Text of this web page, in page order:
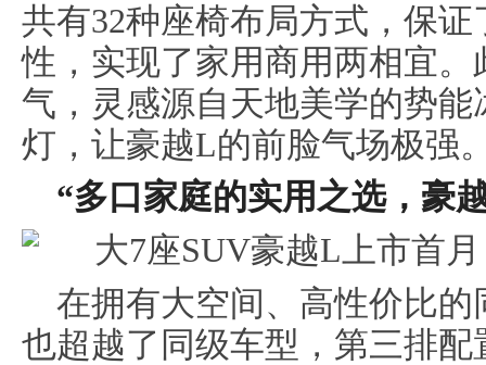
共有32种座椅布局方式，保
性，实现了家用商用两相宜
气，灵感源自天地美学的势
灯，让豪越L的前脸气场极强
“多口家庭的实用之选，豪
在拥有大空间、高性价比
也超越了同级车型，第三排